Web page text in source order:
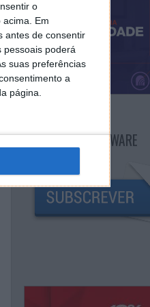
o
Em
antes de consentir
pessoais poderá
suas preferências
a
página.
NEWSLETTER PPLWARE